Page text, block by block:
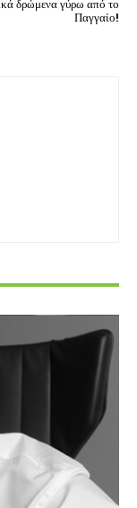
δρώμενα γύρω από το
Παγγαίο!